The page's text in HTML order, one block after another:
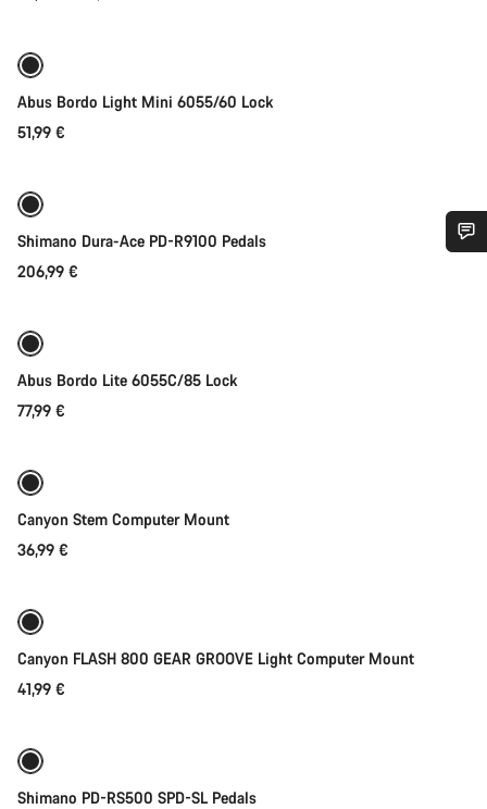
Abus Bordo Light Mini 6055/60 Lock
51,99 €
Shimano Dura-Ace PD-R9100 Pedals
206,99 €
Abus Bordo Lite 6055C/85 Lock
77,99 €
Canyon Stem Computer Mount
36,99 €
Canyon FLASH 800 GEAR GROOVE Light Computer Mount
41,99 €
Shimano PD-RS500 SPD-SL Pedals
Potřebujete pomoc?